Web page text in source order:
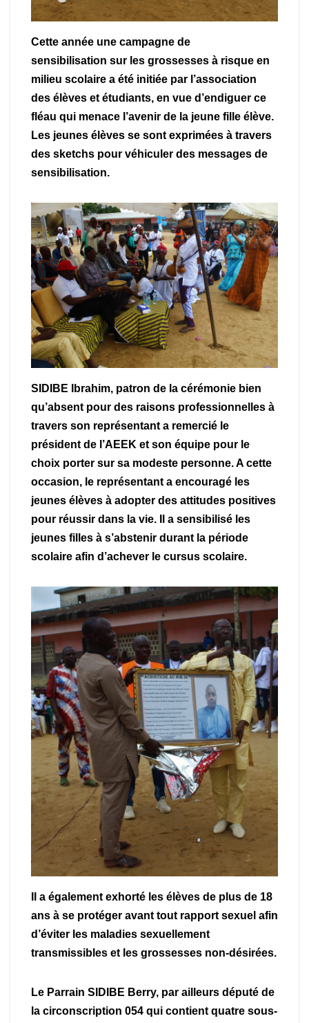
Cette année une campagne de
sensibilisation sur les grossesses à risque en
milieu scolaire a été initiée par l’association
des élèves et étudiants, en vue d’endiguer ce
fléau qui menace l’avenir de la jeune fille élève.
Les jeunes élèves se sont exprimées à travers
des sketchs pour véhiculer des messages de
sensibilisation.
SIDIBE Ibrahim, patron de la cérémonie bien
qu’absent pour des raisons professionnelles à
travers son représentant a remercié le
président de l’AEEK et son équipe pour le
choix porter sur sa modeste personne. A cette
occasion, le représentant a encouragé les
jeunes élèves à adopter des attitudes positives
pour réussir dans la vie. Il a sensibilisé les
jeunes filles à s’abstenir durant la période
scolaire afin d’achever le cursus scolaire.
Il a également exhorté les élèves de plus de 18
ans à se protéger avant tout rapport sexuel afin
d’éviter les maladies sexuellement
transmissibles et les grossesses non-désirées.
Le Parrain SIDIBE Berry, par ailleurs député de
la circonscription 054 qui contient quatre sous-